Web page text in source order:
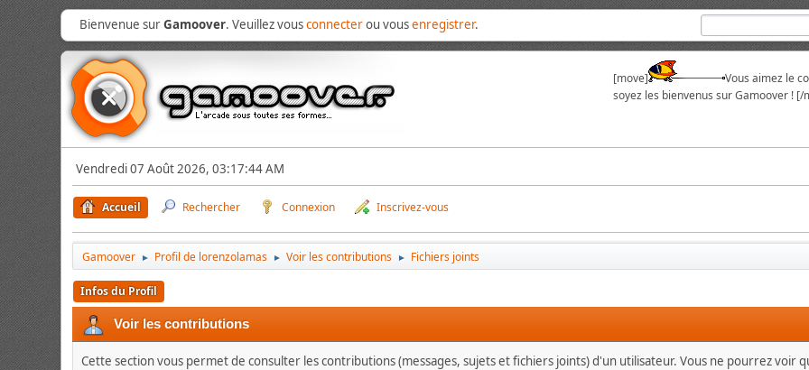
Bienvenue surGamoover. Veuillez vousconnecterou vousenregistrer.
[move]
Vous aimez le
soyez les bienvenus sur Gamoover ! [/
Vendredi 07 Août 2026, 03:17:44 AM
Accueil Rechercher Connexion Inscrivez-vous
Gamoover ► Profil de lorenzolamas ► Voir les contributions ► Fichiers joints
Infos du Profil
Voir les contributions
Cette section vous permet de consulter les contributions (messages, sujets et fichiers joints) d'un utilisateur. Vous ne pourrez voir